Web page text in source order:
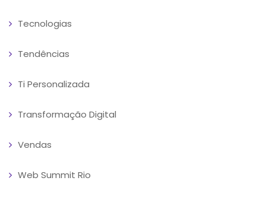
Tecnologias
Tendências
Ti Personalizada
Transformação Digital
Vendas
Web Summit Rio